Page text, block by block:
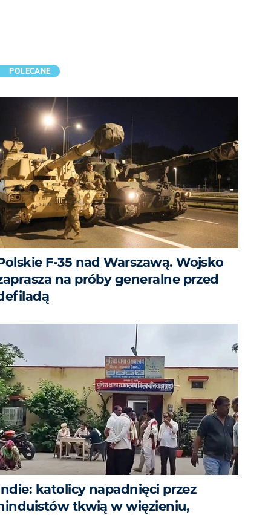
POLECANE
F-35 nad Warszawą. Wojsko
na próby generalne przed
katolicy napadnięci przez
tkwią w więzieniu,